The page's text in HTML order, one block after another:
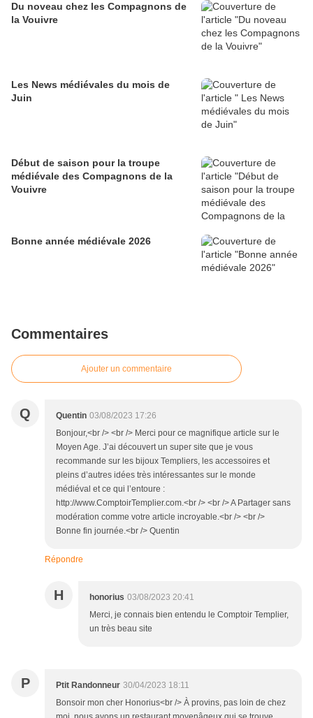
Du noveau chez les Compagnons de
la Vouivre
Les News médiévales du mois de
Juin
Début de saison pour la troupe
médiévale des Compagnons de la
Vouivre
Bonne année médiévale 2026
Commentaires
Ajouter un commentaire
Q Quentin 03/08/2023 17:26
Bonjour,<br /> <br /> Merci pour ce magnifique article sur le
Moyen Age. J’ai découvert un super site que je vous
recommande sur les bijoux Templiers, les accessoires et
pleins d’autres idées très intéressantes sur le monde
médiéval et ce qui l’entoure :
http://www.ComptoirTemplier.com.<br /> <br /> A Partager sans
modération comme votre article incroyable.<br /> <br />
Bonne fin journée.<br /> Quentin
Répondre
H honorius 03/08/2023 20:41
Merci, je connais bien entendu le Comptoir Templier,
un très beau site
P Ptit Randonneur 30/04/2023 18:11
Bonsoir mon cher Honorius<br /> À provins, pas loin de chez